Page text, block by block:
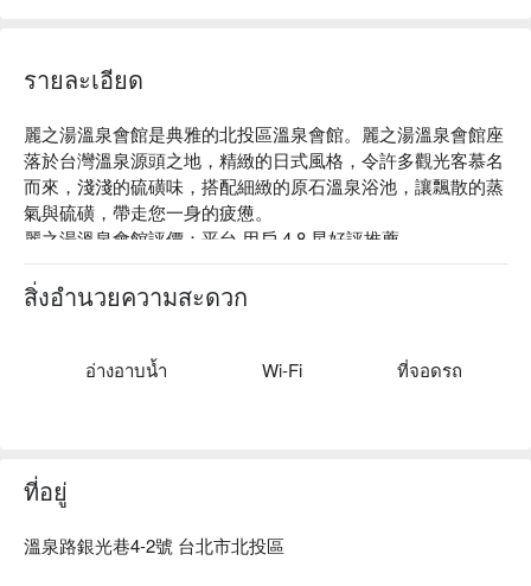
รายละเอียด
麗之湯溫泉會館是典雅的北投區溫泉會館。麗之湯溫泉會館座
落於台灣溫泉源頭之地，精緻的日式風格，令許多觀光客慕名
而來，淺淺的硫磺味，搭配細緻的原石溫泉浴池，讓飄散的蒸
氣與硫磺，帶走您一身的疲憊。
麗之湯溫泉會館評價：平台 用戶 4.8 星好評推薦
麗之湯溫泉會館推薦：距捷運新北投站步行 15 分鐘，比鄰地
熱谷、絕美綠建築北投圖書館及極富歷史意涵的北投溫泉博物
氤氳繚繞中洗去世俗的紛擾，給自己寶貴的時光好好寵愛自己
สิ่งอำนวยความสะดวก
อ่างอาบน้ำ Wi-Fi ที่จอดรถ
ที่อยู่
溫泉路銀光巷4-2號 台北市北投區